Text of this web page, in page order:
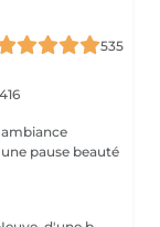
535
pause beauté